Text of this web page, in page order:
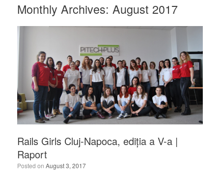
Monthly Archives: August 2017
Rails Girls Cluj-Napoca, ediția a V-a |
Raport
Posted on August 3, 2017